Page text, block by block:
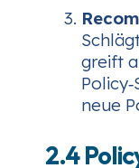
greift
neue
2.4